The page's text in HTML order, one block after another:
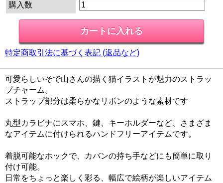
購入数
特定商取引法に基づく表記 (返品など)
可愛らしいそで山さんの描く猫イラストが魅力のストラッ
プチャーム。
ストラップ部分は柔らかなリボンのような素材です
丸型カラビナにスマホ、鍵、キーホルダーなど、さまざま
なアイテムに付けられるハンドフリーアイテムです。
着脱可能なホックで、カバンの持ち手などにも簡単に取り
付け可能。
日常をちょっと楽しく彩る、幅広で絵柄が楽しいアイテム